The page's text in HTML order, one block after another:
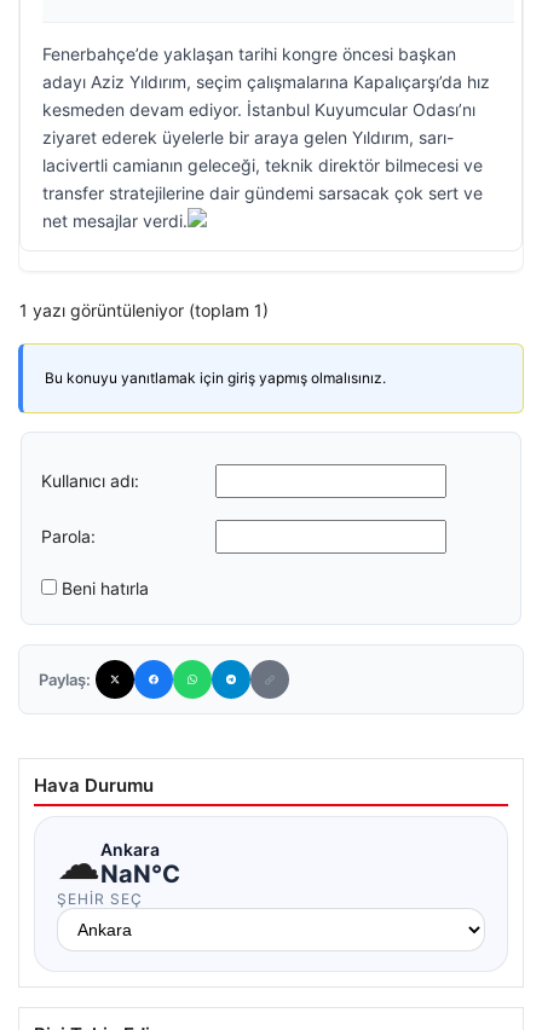
Fenerbahçe’de yaklaşan tarihi kongre öncesi başkan
adayı Aziz Yıldırım, seçim çalışmalarına Kapalıçarşı’da hız
kesmeden devam ediyor. İstanbul Kuyumcular Odası’nı
ziyaret ederek üyelerle bir araya gelen Yıldırım, sarı-
lacivertli camianın geleceği, teknik direktör bilmecesi ve
transfer stratejilerine dair gündemi sarsacak çok sert ve
net mesajlar verdi.
1 yazı görüntüleniyor (toplam 1)
Bu konuyu yanıtlamak için giriş yapmış olmalısınız.
Kullanıcı adı:
Parola:
Beni hatırla
Paylaş:
Hava Durumu
☁Ankara
NaN°C
ŞEHIR SEÇ